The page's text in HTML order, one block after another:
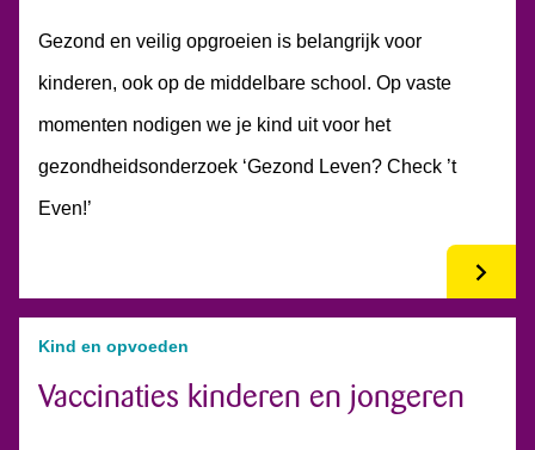
Gezond en veilig opgroeien is belangrijk voor
kinderen, ook op de middelbare school. Op vaste
momenten nodigen we je kind uit voor het
gezondheidsonderzoek ‘Gezond Leven? Check ’t
Even!’
Kind en opvoeden
Vaccinaties kinderen en jongeren